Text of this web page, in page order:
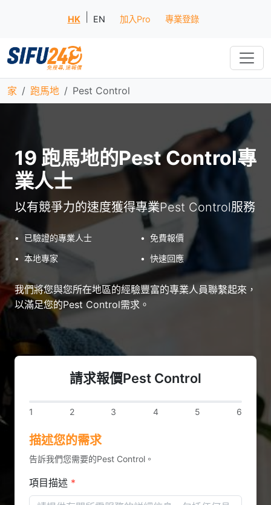
HK EN 加入Pro 專業登錄
家 跑馬地 Pest Control
19 跑馬地的Pest Control專
業人士
以有競爭力的速度獲得專業Pest Control服務
• 已驗證的專業人士 • 免費報價
• 本地專家 • 快速回應
我們將您與您所在地區的經驗豐富的專業人員聯繫起來，
以滿足您的Pest Control需求。
請求報價Pest Control
1 2 3 4 5 6
描述您的需求
告訴我們您需要的Pest Control。
項目描述 *